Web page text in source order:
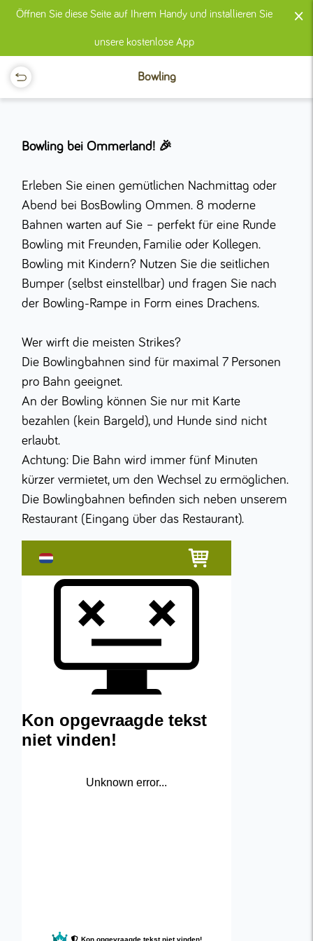
Öffnen Sie diese Seite auf Ihrem Handy und installieren Sie
unsere kostenlose App
×
Bowling
Bowling bei Ommerland! 🎉
Erleben Sie einen gemütlichen Nachmittag oder
Abend bei BosBowling Ommen. 8 moderne
Bahnen warten auf Sie – perfekt für eine Runde
Bowling mit Freunden, Familie oder Kollegen.
Bowling mit Kindern? Nutzen Sie die seitlichen
Bumper (selbst einstellbar) und fragen Sie nach
der Bowling-Rampe in Form eines Drachens.
Wer wirft die meisten Strikes?
Die Bowlingbahnen sind für maximal 7 Personen
pro Bahn geeignet.
An der Bowling können Sie nur mit Karte
bezahlen (kein Bargeld), und Hunde sind nicht
erlaubt.
Achtung: Die Bahn wird immer fünf Minuten
kürzer vermietet, um den Wechsel zu ermöglichen.
Die Bowlingbahnen befinden sich neben unserem
Restaurant (Eingang über das Restaurant).